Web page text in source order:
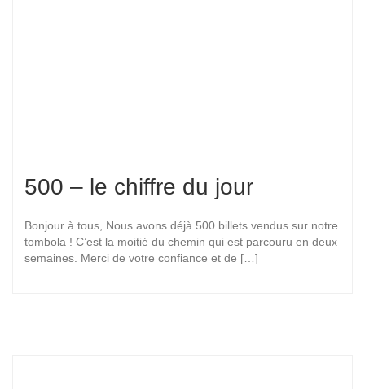
500 – le chiffre du jour
Bonjour à tous, Nous avons déjà 500 billets vendus sur notre
tombola ! C’est la moitié du chemin qui est parcouru en deux
semaines. Merci de votre confiance et de […]